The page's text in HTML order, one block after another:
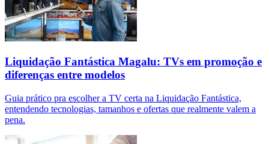
Liquidação Fantástica Magalu: TVs em promoção e
diferenças entre modelos
Guia prático pra escolher a TV certa na Liquidação Fantástica,
entendendo tecnologias, tamanhos e ofertas que realmente valem a
pena.